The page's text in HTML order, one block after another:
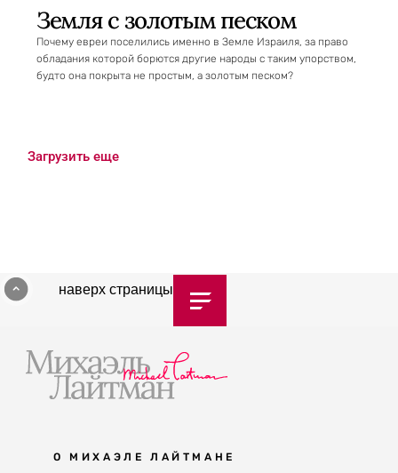
Земля с золотым песком
Почему евреи поселились именно в Земле Израиля, за право
обладания которой борются другие народы с таким упорством,
будто она покрыта не простым, а золотым песком?
Загрузить еще
наверх страницы
О МИХАЭЛЕ ЛАЙТМАНЕ